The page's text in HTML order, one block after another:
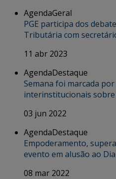
AgendaGeral
PGE participa dos
Tributária com
11 abr 2023
AgendaDestaque
Semana foi marcada
interinstitucionais
03 jun 2022
AgendaDestaque
Empoderamento,
evento em alusão ao
08 mar 2022